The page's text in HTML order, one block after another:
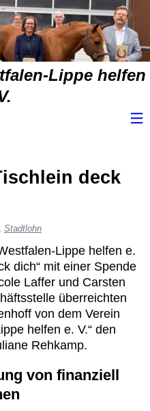
Lippe helfen
deck
Stadtlohn
Lippe helfen e.
dich“ mit einer Spende
Laffer und Carsten
überreichten
von dem Verein
helfen e. V.“ den
Rehkamp.
von finanziell